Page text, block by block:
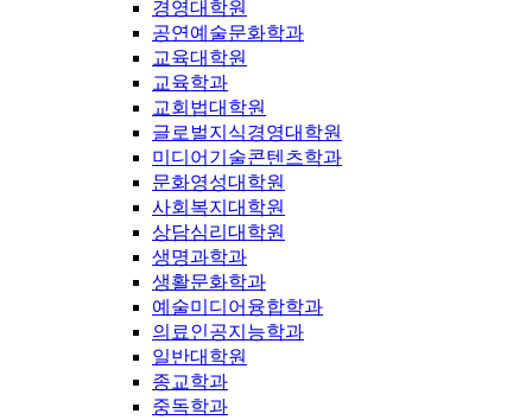
경영대학원
공연예술문화학과
교육대학원
교육학과
교회법대학원
글로벌지식경영대학원
미디어기술콘텐츠학과
문화영성대학원
사회복지대학원
상담심리대학원
생명과학과
생활문화학과
예술미디어융합학과
의료인공지능학과
일반대학원
종교학과
중독학과